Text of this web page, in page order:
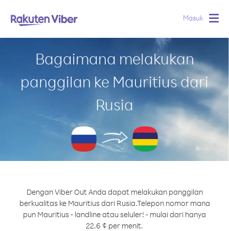
Masuk
Bagaimana melakukan
panggilan ke Mauritius dari
Rusia
Dengan Viber Out Anda dapat melakukan panggilan
berkualitas ke Mauritius dari Rusia.Telepon nomor mana
pun Mauritius - landline atau seluler! - mulai dari hanya
22.6 ¢ per menit.